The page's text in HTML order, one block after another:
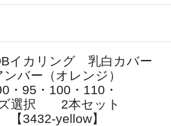
イカリング 乳白カバー
バー（オレンジ）
・95・100・110・
選択 2本セット
3432-yellow】